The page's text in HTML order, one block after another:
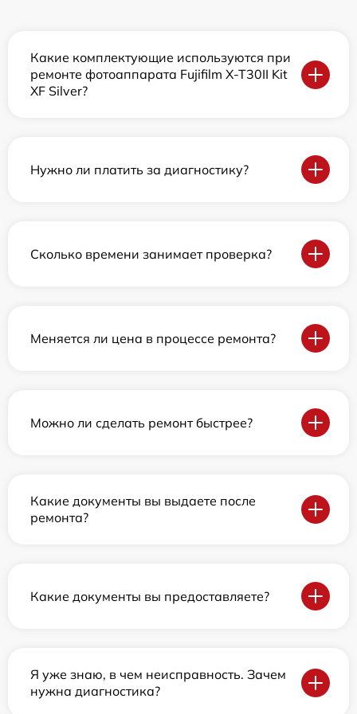
Какие комплектующие используются при
ремонте фотоаппарата Fujifilm X-T30II Kit
XF Silver?
Нужно ли платить за диагностику?
Сколько времени занимает проверка?
Меняется ли цена в процессе ремонта?
Можно ли сделать ремонт быстрее?
Какие документы вы выдаете после
ремонта?
Какие документы вы предоставляете?
Я уже знаю, в чем неисправность. Зачем
нужна диагностика?